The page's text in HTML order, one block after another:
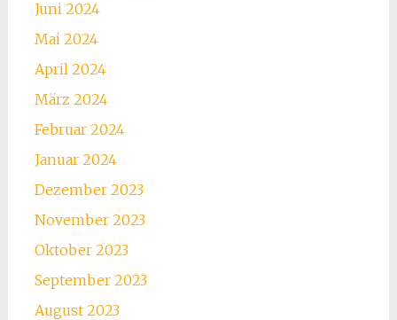
Juni 2024
Mai 2024
April 2024
März 2024
Februar 2024
Januar 2024
Dezember 2023
November 2023
Oktober 2023
September 2023
August 2023